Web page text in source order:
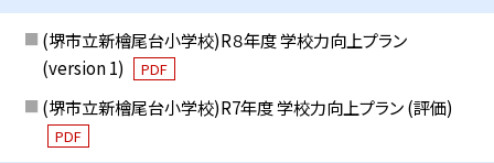
(堺市立新檜尾台小学校)R８年度 学校力向上プラン
(version 1)
PDF
(堺市立新檜尾台小学校)R7年度 学校力向上プラン (評価)
PDF